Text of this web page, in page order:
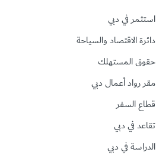
استثمر في دبي
دائرة الاقتصاد والسياحة
حقوق المستهلك
مقر رواد أعمال دبي
قطاع السفر
تقاعد في دبي
الدراسة في دبي